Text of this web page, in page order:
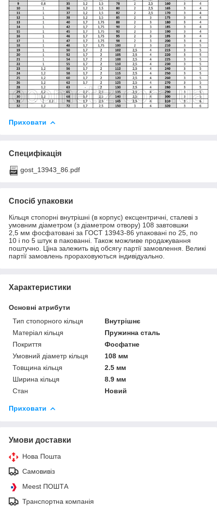
Приховати
Специфікація
gost_13943_86.pdf
Спосіб упаковки
Кільця стопорні внутрішні (в корпус) ексцентричні, сталеві з
умовним діаметром (з діаметром отвору) 108 завтовшки
2,5 мм фосфатовані за ГОСТ 13943-86 упаковані по 25, по
10 і по 5 штук в пакованні. Також можливе продажування
поштучно. Ціна залежить від обсягу партії замовлення. Великі
партії замовлень прораховуються індивідуально.
Характеристики
Основні атрибути
Тип стопорного кільця
Внутрішнє
Матеріал кільця
Пружинна сталь
Покриття
Фосфатне
Умовний діаметр кільця
108 мм
Товщина кільця
2.5 мм
Ширина кільця
8.9 мм
Стан
Новий
Приховати
Умови доставки
Нова Пошта
Самовивіз
Meest ПОШТА
Транспортна компанія